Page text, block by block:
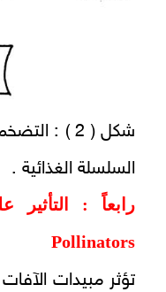
شكل ( 2 ) : التضخم البيولوجي لمركب
السلسلة الغذائية .
رابعاً : التأثير
Pollinators
تؤثر مبيدات